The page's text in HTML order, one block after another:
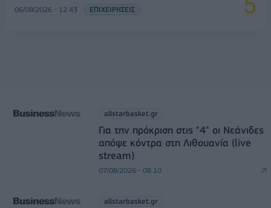
06/08/2026 - 12:43 ΕΠΙΧΕΙΡΗΣΕΙΣ
allstarbasket.gr
Για την πρόκριση στις "4" οι Νεάνιδες
απόψε κόντρα στη Λιθουανία (live
stream)
07/08/2026 - 08:10
allstarbasket.gr